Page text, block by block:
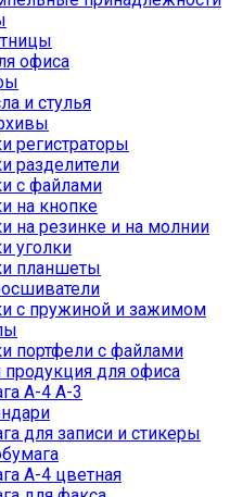
офиса
и стулья
регистраторы
разделители
с файлами
на кнопке
на резинке и на молнии
уголки
планшеты
с пружиной и зажимом
портфели с файлами
для офиса
А-4 А-3
для записи и стикеры
А-4 цветная